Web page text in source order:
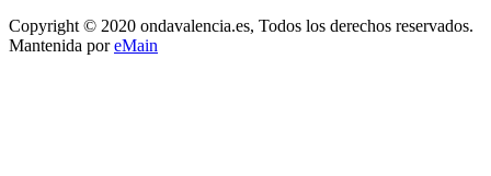
Copyright © 2020 ondavalencia.es, Todos los derechos reservados.
Mantenida poreMain